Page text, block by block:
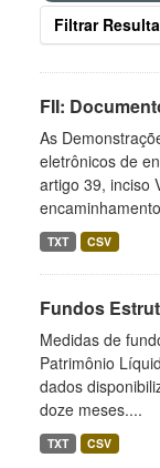
Filtrar
FII:
As
eletrônicos de
artigo 39, inciso
TXT CSV
Fundos
Medidas de
Patrimônio
dados
doze meses....
TXT CSV